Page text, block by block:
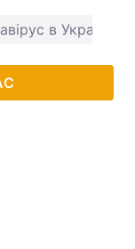
в Україні